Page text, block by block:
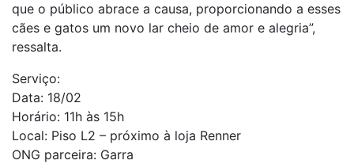
que o público abrace a causa, proporcionando a esses
cães e gatos um novo lar cheio de amor e alegria”,
ressalta.
Serviço:
Data: 18/02
Horário: 11h às 15h
Local: Piso L2 – próximo à loja Renner
ONG parceira: Garra